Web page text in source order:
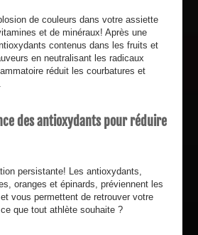
de couleurs dans votre assiette
et de minéraux! Après une
contenus dans les fruits et
en neutralisant les radicaux
réduit les courbatures et
des antioxydants pour réduire
persistante! Les antioxydants,
oranges et épinards, préviennent les
vous permettent de retrouver votre
que tout athlète souhaite ?